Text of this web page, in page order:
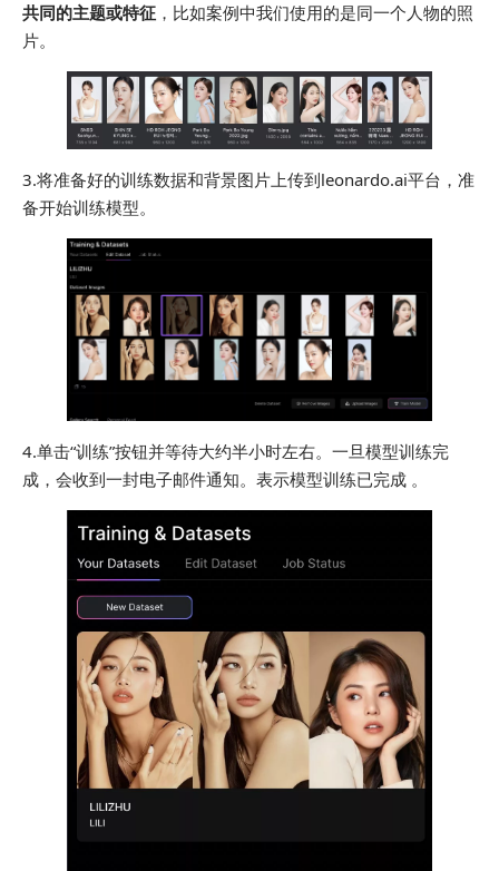
共同的主题或特征 ，比如案例中我们使用的是同一个人物的照
片。
3.将准备好的训练数据和背景图片上传到leonardo.ai平台，准
备开始训练模型。
4.单击“训练”按钮并等待大约半小时左右。一旦模型训练完
成，会收到一封电子邮件通知。表示模型训练已完成 。